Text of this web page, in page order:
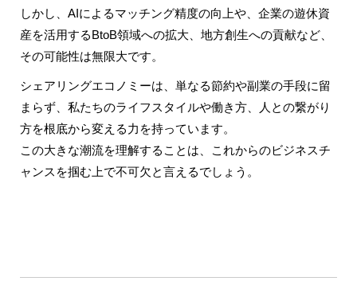
しかし、AIによるマッチング精度の向上や、企業の遊休資
産を活用するBtoB領域への拡大、地方創生への貢献など、
その可能性は無限大です。
シェアリングエコノミーは、単なる節約や副業の手段に留
まらず、私たちのライフスタイルや働き方、人との繋がり
方を根底から変える力を持っています。
この大きな潮流を理解することは、これからのビジネスチ
ャンスを掴む上で不可欠と言えるでしょう。